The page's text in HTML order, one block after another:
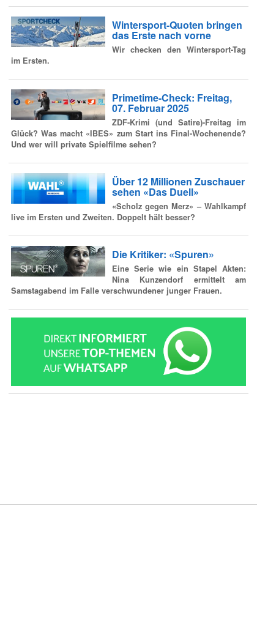
Wintersport-Quoten bringen
das Erste nach vorne
Wir checken den Wintersport-Tag
im Ersten.
Primetime-Check: Freitag,
07. Februar 2025
ZDF-Krimi (und Satire)-Freitag im
Glück? Was macht «IBES» zum Start ins Final-Wochenende?
Und wer will private Spielfilme sehen?
Über 12 Millionen Zuschauer
sehen «Das Duell»
«Scholz gegen Merz» – Wahlkampf
live im Ersten und Zweiten. Doppelt hält besser?
Die Kritiker: «Spuren»
Eine Serie wie ein Stapel Akten:
Nina Kunzendorf ermittelt am
Samstagabend im Falle verschwundener junger Frauen.